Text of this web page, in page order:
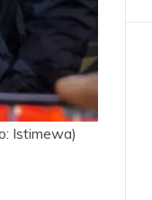
Istimewa)